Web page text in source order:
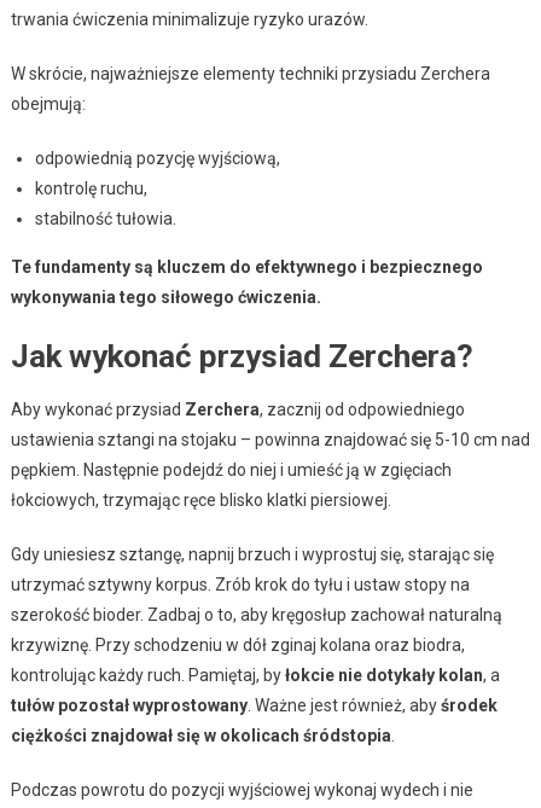
trwania ćwiczenia minimalizuje ryzyko urazów.
W skrócie, najważniejsze elementy techniki przysiadu Zerchera
obejmują:
odpowiednią pozycję wyjściową,
kontrolę ruchu,
stabilność tułowia.
Te fundamenty są kluczem do efektywnego i bezpiecznego
wykonywania tego siłowego ćwiczenia.
Jak wykonać przysiad Zerchera?
Aby wykonać przysiad Zerchera, zacznij od odpowiedniego
ustawienia sztangi na stojaku – powinna znajdować się 5-10 cm nad
pępkiem. Następnie podejdź do niej i umieść ją w zgięciach
łokciowych, trzymając ręce blisko klatki piersiowej.
Gdy uniesiesz sztangę, napnij brzuch i wyprostuj się, starając się
utrzymać sztywny korpus. Zrób krok do tyłu i ustaw stopy na
szerokość bioder. Zadbaj o to, aby kręgosłup zachował naturalną
krzywiznę. Przy schodzeniu w dół zginaj kolana oraz biodra,
kontrolując każdy ruch. Pamiętaj, byłokcie nie dotykały kolan, a
tułów pozostał wyprostowany. Ważne jest również, abyśrodek
ciężkości znajdował się w okolicach śródstopia
Podczas powrotu do pozycji wyjściowej wykonaj wydech i nie